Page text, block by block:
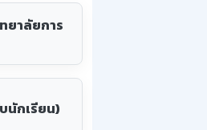
ยาลัยการ
นักเรียน)